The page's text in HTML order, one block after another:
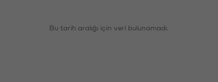
Bu tarih aralığı için veri bulunamadı.